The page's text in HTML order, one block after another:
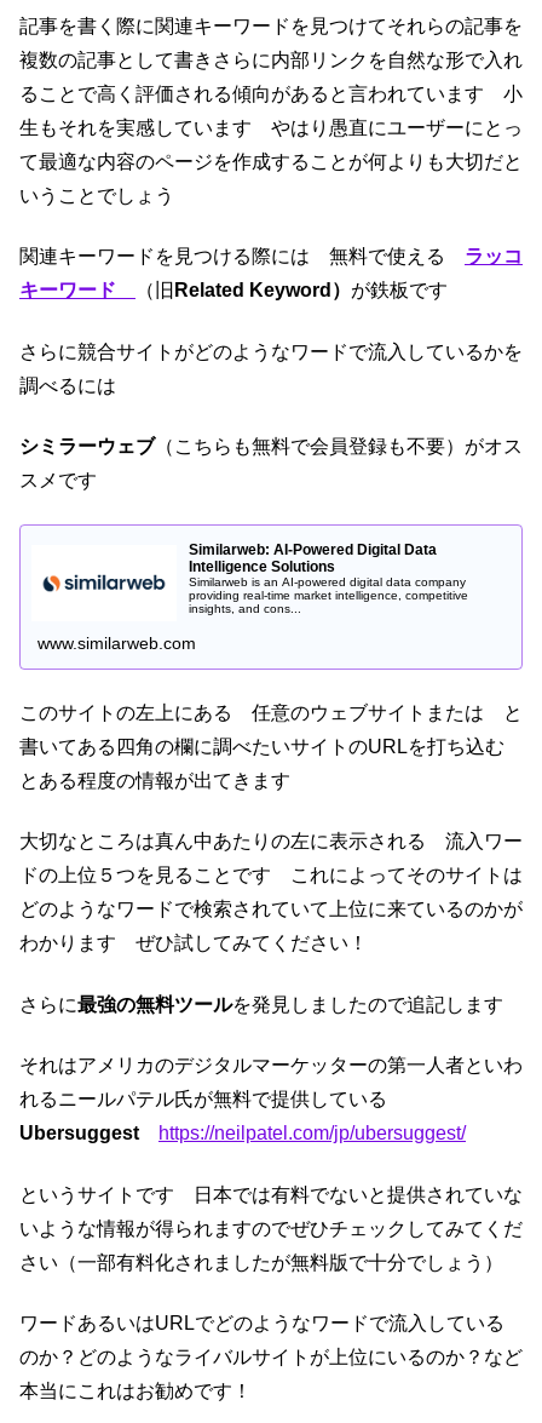
記事を書く際に関連キーワードを見つけてそれらの記事を
複数の記事として書きさらに内部リンクを自然な形で入れ
ることで高く評価される傾向があると言われています 小
生もそれを実感しています やはり愚直にユーザーにとっ
て最適な内容のページを作成することが何よりも大切だと
いうことでしょう
関連キーワードを見つける際には 無料で使える ラッコ
キーワード
（旧 Related Keyword） が鉄板です
さらに競合サイトがどのようなワードで流入しているかを
調べるには
シミラーウェブ（こちらも無料で会員登録も不要）がオス
スメです
Similarweb: AI-Powered Digital Data
Intelligence Solutions
Similarweb is an AI-powered digital data company
providing real-time market intelligence, competitive
insights, and cons...
www.similarweb.com
このサイトの左上にある 任意のウェブサイトまたは と
書いてある四角の欄に調べたいサイトのURLを打ち込む
とある程度の情報が出てきます
大切なところは真ん中あたりの左に表示される 流入ワー
ドの上位５つを見ることです これによってそのサイトは
どのようなワードで検索されていて上位に来ているのかが
わかります ぜひ試してみてください！
さらに最強の無料ツールを発見しましたので追記します
それはアメリカのデジタルマーケッターの第一人者といわ
れるニールパテル氏が無料で提供している
Ubersuggest
https://neilpatel.com/jp/ubersuggest/
というサイトです 日本では有料でないと提供されていな
いような情報が得られますのでぜひチェックしてみてくだ
さい（一部有料化されましたが無料版で十分でしょう）
ワードあるいはURLでどのようなワードで流入している
のか？どのようなライバルサイトが上位にいるのか？など
本当にこれはお勧めです！